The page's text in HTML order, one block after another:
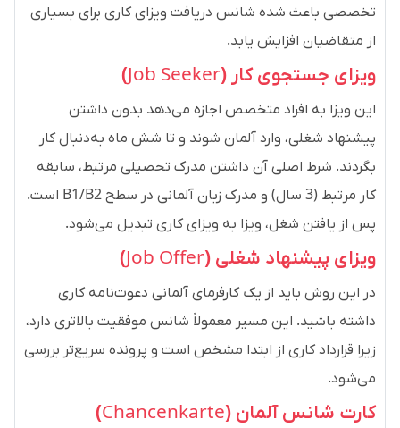
تخصصی باعث شده شانس دریافت ویزای کاری برای بسیاری
از متقاضیان افزایش یابد.
ویزای جستجوی کار (Job Seeker
)
این ویزا به افراد متخصص اجازه می‌دهد بدون داشتن
پیشنهاد شغلی، وارد آلمان شوند و تا شش ماه به‌دنبال کار
بگردند. شرط اصلی آن داشتن مدرک تحصیلی مرتبط، سابقه
کار مرتبط (3 سال) و مدرک زبان آلمانی در سطح B1/B2 است.
پس از یافتن شغل، ویزا به ویزای کاری تبدیل می‌شود.
ویزای پیشنهاد شغلی (Job Offer
)
در این روش باید از یک کارفرمای آلمانی دعوت‌نامه کاری
داشته باشید. این مسیر معمولاً شانس موفقیت بالاتری دارد،
زیرا قرارداد کاری از ابتدا مشخص است و پرونده سریع‌تر بررسی
می‌شود.
کارت شانس آلمان (Chancenkarte
)